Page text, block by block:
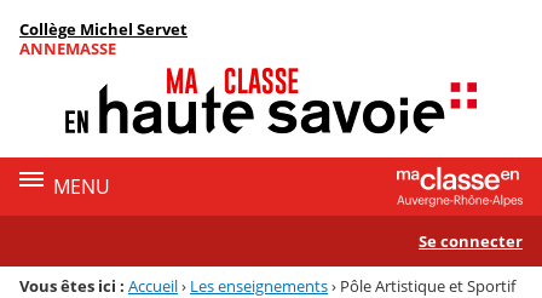
Menu de la rubrique
Contenu
Collège Michel Servet
ANNEMASSE
MENU
Se connecter
Vous êtes ici : Accueil› Les enseignements› Pôle Artistique et Sportif